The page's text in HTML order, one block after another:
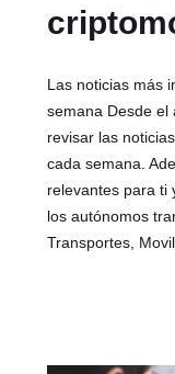
Las noticias más
semana Desde el
revisar las
cada semana.
relevantes para ti
los autónomos
Transportes,